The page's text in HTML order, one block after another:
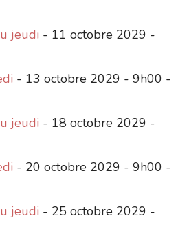
jeudi - 11 octobre 2029 -
- 13 octobre 2029 - 9h00 -
jeudi - 18 octobre 2029 -
- 20 octobre 2029 - 9h00 -
jeudi - 25 octobre 2029 -